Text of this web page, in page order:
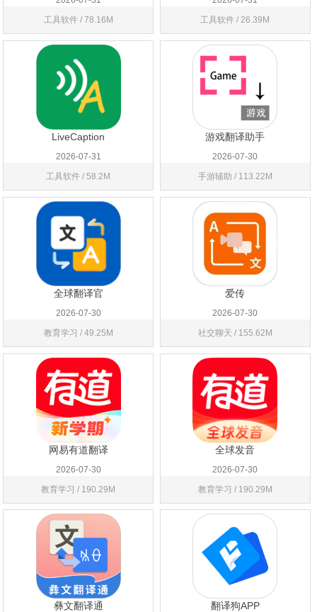
工具软件 / 78.16M
工具软件 / 26.39M
LiveCaption
2026-07-31
工具软件 / 58.2M
游戏翻译助手
2026-07-30
手游辅助 / 113.22M
全球翻译官
2026-07-30
教育学习 / 49.25M
爱传
2026-07-30
社交聊天 / 155.62M
网易有道翻译
2026-07-30
教育学习 / 190.29M
全球发音
2026-07-30
教育学习 / 190.29M
彝文翻译通 翻译狗APP